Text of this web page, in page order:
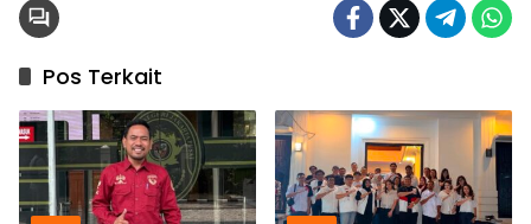
Pos Terkait